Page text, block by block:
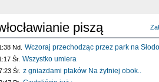
piszą
Nd. Wczoraj przechodząc przez park na
Śr. Wszystko umiera
Śr. z gniazdami ptaków Na żytniej obok..